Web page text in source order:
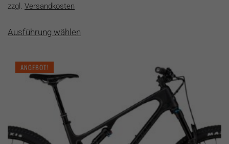
zzgl. Versandkosten
Ausführung wählenProdukt
können
auf
ANGEBOT!